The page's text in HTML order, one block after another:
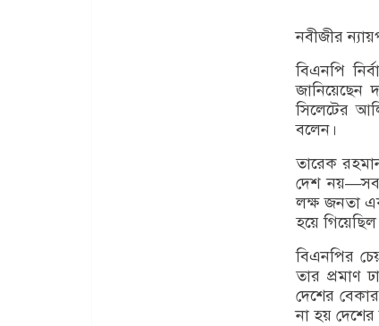
নবীজীর
বিএনপি
জানিয়েছেন
সিলেটের
বলেন।
তারেক
দেশ
লক্ষ জনতা
হয়ে
বিএনপির
তার প্রমাণ
দেশের
না হয়